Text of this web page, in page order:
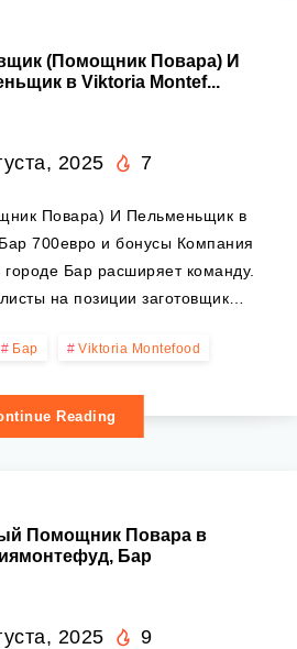
(Помощник Повара) И
в Viktoria Montef...
2025 7
Повара) И Пельменьщик в
700евро и бонусы Компания
Бар расширяет команду.
на позиции заготовщик…
Бар Viktoria Montefood
Reading
Помощник Повара в
Бар
2025 9